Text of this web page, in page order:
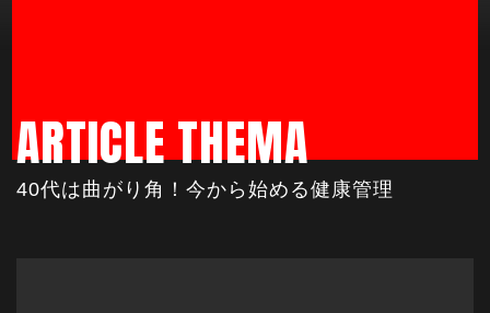
ARTICLE THEMA
40代は曲がり角！今から始める健康管理